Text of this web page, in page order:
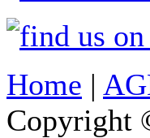
Home |
Copyright